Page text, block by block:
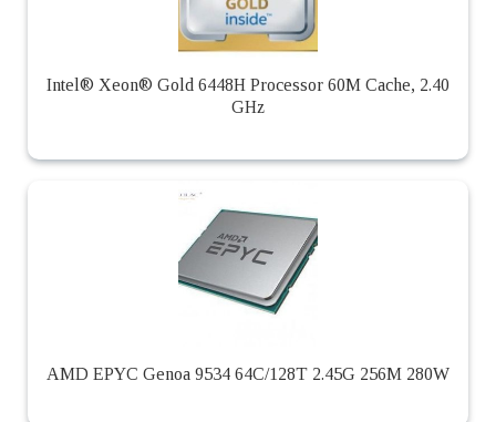
Intel® Xeon® Gold 6448H Processor 60M Cache, 2.40
GHz
AMD EPYC Genoa 9534 64C/128T 2.45G 256M 280W